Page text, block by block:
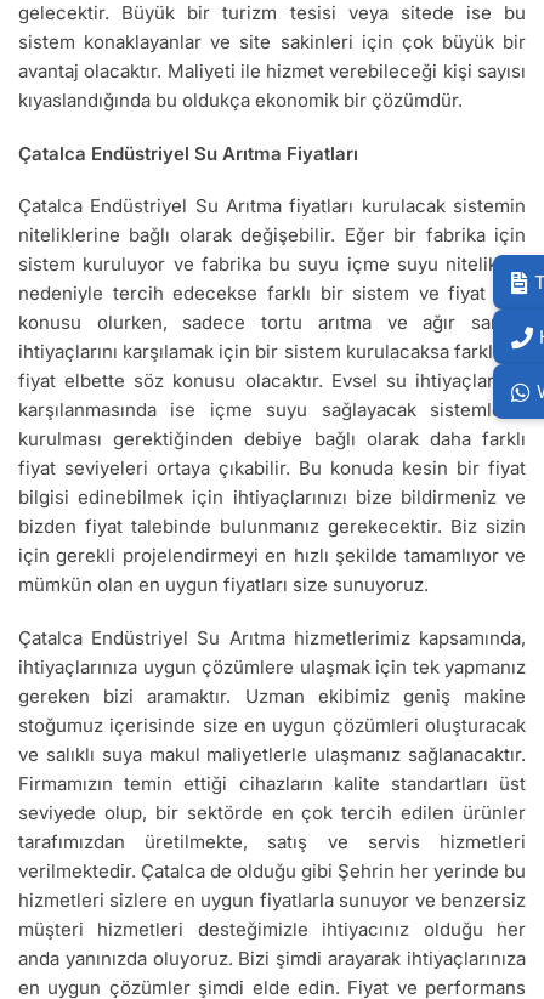
gelecektir. Büyük bir turizm tesisi veya sitede ise bu
sistem konaklayanlar ve site sakinleri için çok büyük bir
avantaj olacaktır. Maliyeti ile hizmet verebileceği kişi sayısı
kıyaslandığında bu oldukça ekonomik bir çözümdür.
Çatalca Endüstriyel Su Arıtma Fiyatları
Çatalca Endüstriyel Su Arıtma fiyatları kurulacak sistemin
niteliklerine bağlı olarak değişebilir. Eğer bir fabrika için
sistem kuruluyor ve fabrika bu suyu içme suyu nitelikleri
nedeniyle tercih edecekse farklı bir sistem ve fiyat söz
konusu olurken, sadece tortu arıtma ve ağır sanayi
ihtiyaçlarını karşılamak için bir sistem kurulacaksa farklı bir
fiyat elbette söz konusu olacaktır. Evsel su ihtiyaçlarının
karşılanmasında ise içme suyu sağlayacak sistemlerin
kurulması gerektiğinden debiye bağlı olarak daha farklı
fiyat seviyeleri ortaya çıkabilir. Bu konuda kesin bir fiyat
bilgisi edinebilmek için ihtiyaçlarınızı bize bildirmeniz ve
bizden fiyat talebinde bulunmanız gerekecektir. Biz sizin
için gerekli projelendirmeyi en hızlı şekilde tamamlıyor ve
mümkün olan en uygun fiyatları size sunuyoruz.
Çatalca Endüstriyel Su Arıtma hizmetlerimiz kapsamında,
ihtiyaçlarınıza uygun çözümlere ulaşmak için tek yapmanız
gereken bizi aramaktır. Uzman ekibimiz geniş makine
stoğumuz içerisinde size en uygun çözümleri oluşturacak
ve salıklı suya makul maliyetlerle ulaşmanız sağlanacaktır.
Firmamızın temin ettiği cihazların kalite standartları üst
seviyede olup, bir sektörde en çok tercih edilen ürünler
tarafımızdan üretilmekte, satış ve servis hizmetleri
verilmektedir. Çatalca de olduğu gibi Şehrin her yerinde bu
hizmetleri sizlere en uygun fiyatlarla sunuyor ve benzersiz
müşteri hizmetleri desteğimizle ihtiyacınız olduğu her
anda yanınızda oluyoruz. Bizi şimdi arayarak ihtiyaçlarınıza
en uygun çözümler şimdi elde edin. Fiyat ve performans